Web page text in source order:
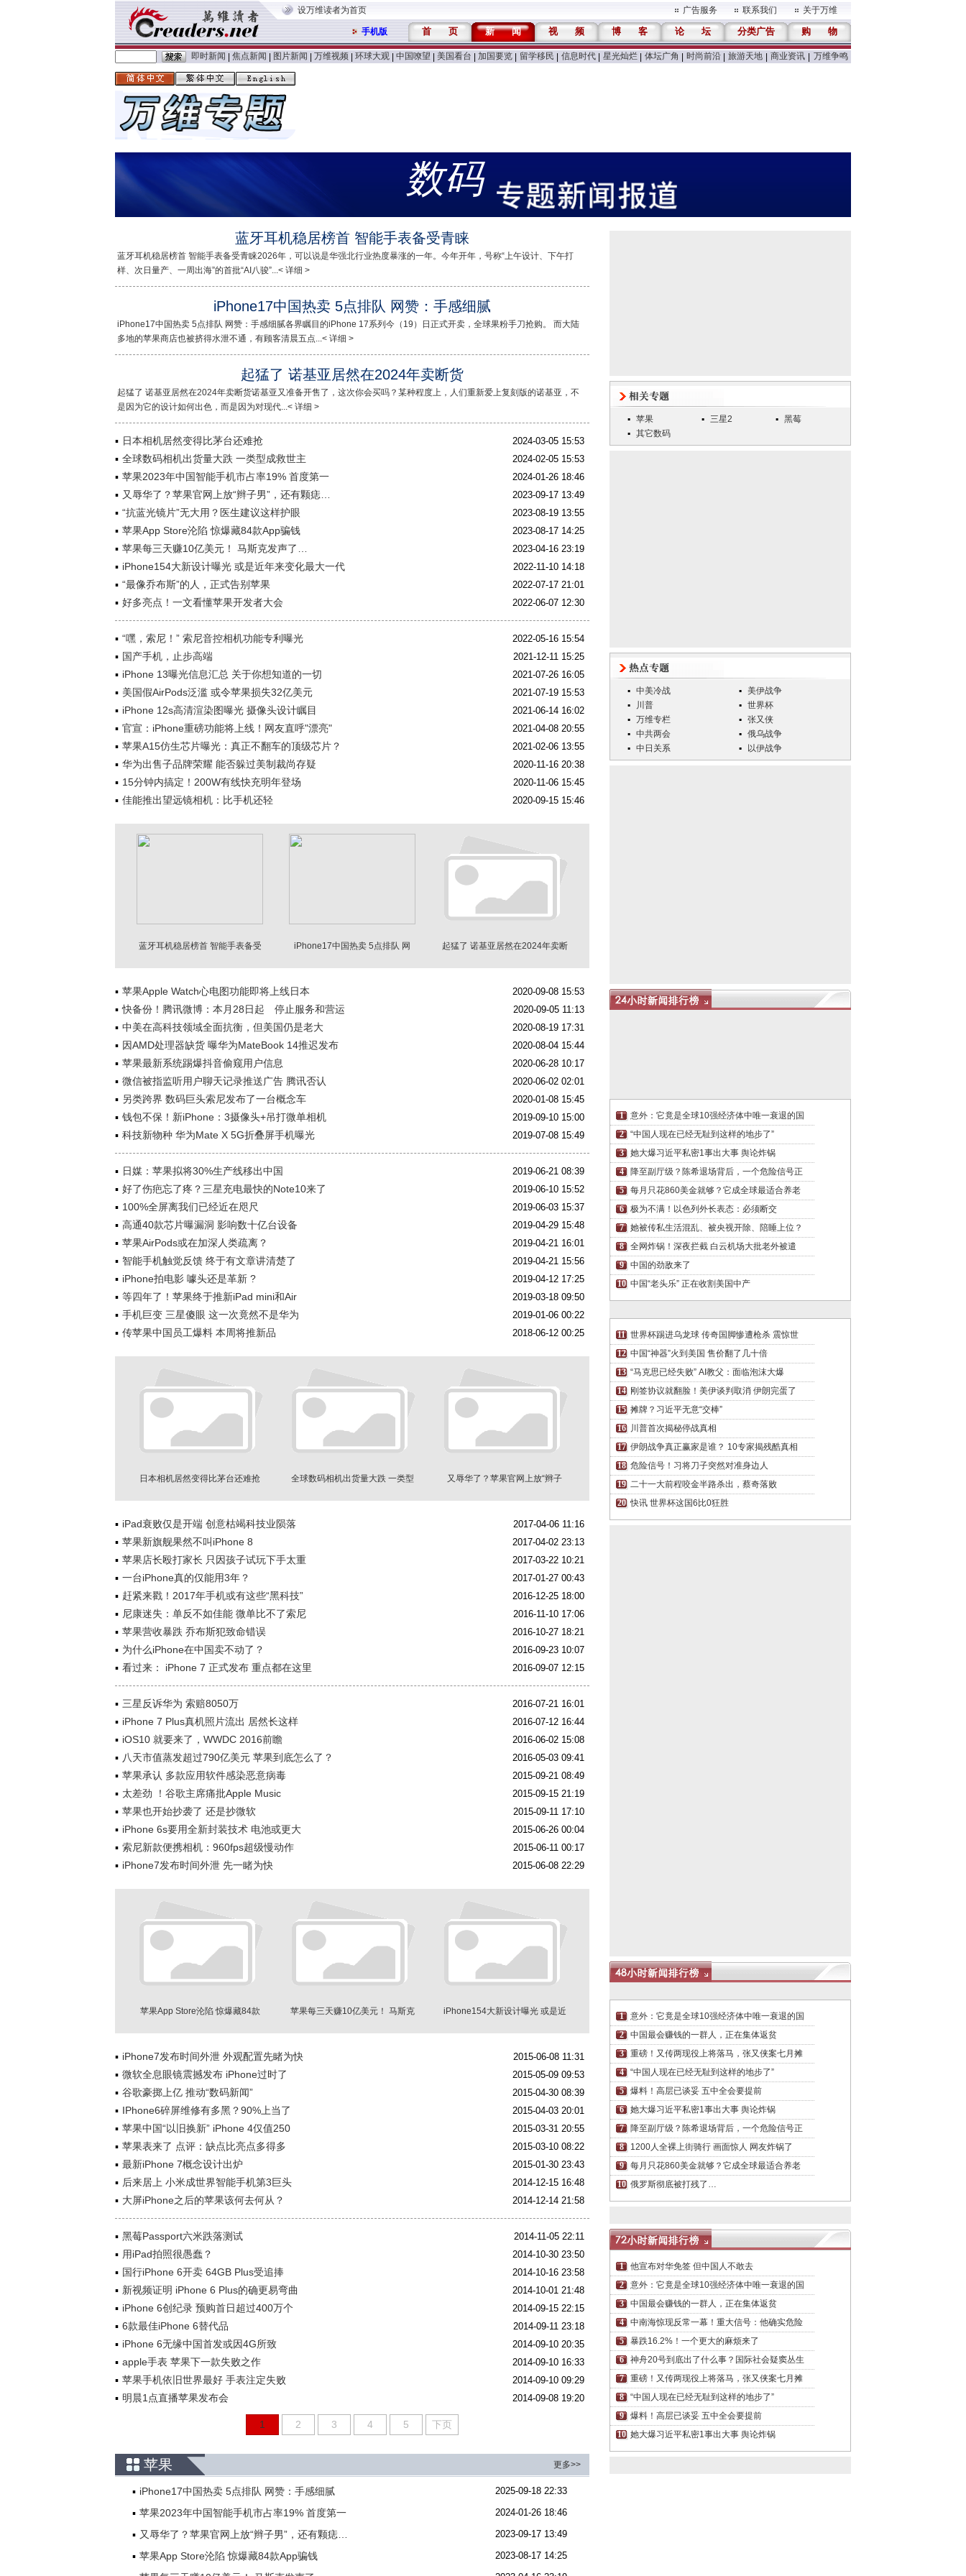
设万维读者为首页 广告服务 联系我们 关于万维
手机版 首 页 新 闻 视 频 博 客 论 坛 分类广告 购 物
即时新闻 焦点新闻 图片新闻 万维视频 环球大观 中国嘹望 美国看台 加国要览 留学移民 信息时代 星光灿烂 体坛广角 时尚前沿 旅游天地 商业资讯 万维争鸣
数码
蓝牙耳机稳居榜首 智能手表备受青睐
蓝牙耳机稳居榜首 智能手表备受青睐2026年，可以说是华强北行业热度暴涨的一年。今年开年，号称“上午设计、下午打
样、次日量产、一周出海”的首批“AI八骏”...< 详细 >
iPhone17中国热卖 5点排队 网赞：手感细腻
iPhone17中国热卖 5点排队 网赞：手感细腻各界瞩目的iPhone 17系列今（19）日正式开卖，全球果粉手刀抢购。 而大陆
多地的苹果商店也被挤得水泄不通，有顾客清晨五点...< 详细 >
起猛了 诺基亚居然在2024年卖断货
起猛了 诺基亚居然在2024年卖断货诺基亚又准备开售了，这次你会买吗？某种程度上，人们重新爱上复刻版的诺基亚，不
是因为它的设计如何出色，而是因为对现代...< 详细 >
日本相机居然变得比茅台还难抢 2024-03-05 15:53
全球数码相机出货量大跌 一类型成救世主 2024-02-05 15:53
苹果2023年中国智能手机市占率19% 首度第一 2024-01-26 18:46
又辱华了？苹果官网上放“辫子男”，还有颗痣… 2023-09-17 13:49
“抗蓝光镜片”无大用？医生建议这样护眼 2023-08-19 13:55
苹果App Store沦陷 惊爆藏84款App骗钱 2023-08-17 14:25
苹果每三天赚10亿美元！ 马斯克发声了… 2023-04-16 23:19
iPhone154大新设计曝光 或是近年来变化最大一代 2022-11-10 14:18
“最像乔布斯”的人，正式告别苹果 2022-07-17 21:01
好多亮点！一文看懂苹果开发者大会 2022-06-07 12:30
“嘿，索尼！” 索尼音控相机功能专利曝光 2022-05-16 15:54
国产手机，止步高端 2021-12-11 15:25
iPhone 13曝光信息汇总 关于你想知道的一切 2021-07-26 16:05
美国假AirPods泛滥 或令苹果损失32亿美元 2021-07-19 15:53
iPhone 12s高清渲染图曝光 摄像头设计瞩目 2021-06-14 16:02
官宣：iPhone重磅功能将上线！网友直呼"漂亮" 2021-04-08 20:55
苹果A15仿生芯片曝光：真正不翻车的顶级芯片？ 2021-02-06 13:55
华为出售子品牌荣耀 能否躲过美制裁尚存疑 2020-11-16 20:38
15分钟内搞定！200W有线快充明年登场 2020-11-06 15:45
佳能推出望远镜相机：比手机还轻 2020-09-15 15:46
蓝牙耳机稳居榜首 智能手表备受
iPhone17中国热卖 5点排队 网
起猛了 诺基亚居然在2024年卖断
苹果Apple Watch心电图功能即将上线日本 2020-09-08 15:53
快备份！腾讯微博：本月28日起 停止服务和营运 2020-09-05 11:13
中美在高科技领域全面抗衡，但美国仍是老大 2020-08-19 17:31
因AMD处理器缺货 曝华为MateBook 14推迟发布 2020-08-04 15:44
苹果最新系统踢爆抖音偷窥用户信息 2020-06-28 10:17
微信被指监听用户聊天记录推送广告 腾讯否认 2020-06-02 02:01
另类跨界 数码巨头索尼发布了一台概念车 2020-01-08 15:45
钱包不保！新iPhone：3摄像头+吊打微单相机 2019-09-10 15:00
科技新物种 华为Mate X 5G折叠屏手机曝光 2019-07-08 15:49
日媒：苹果拟将30%生产线移出中国 2019-06-21 08:39
好了伤疤忘了疼？三星充电最快的Note10来了 2019-06-10 15:52
100%全屏离我们已经近在咫尺 2019-06-03 15:37
高通40款芯片曝漏洞 影响数十亿台设备 2019-04-29 15:48
苹果AirPods或在加深人类疏离？ 2019-04-21 16:01
智能手机触觉反馈 终于有文章讲清楚了 2019-04-21 15:56
iPhone拍电影 噱头还是革新 ? 2019-04-12 17:25
等四年了！苹果终于推新iPad mini和Air 2019-03-18 09:50
手机巨变 三星傻眼 这一次竟然不是华为 2019-01-06 00:22
传苹果中国员工爆料 本周将推新品 2018-06-12 00:25
日本相机居然变得比茅台还难抢
全球数码相机出货量大跌 一类型
又辱华了？苹果官网上放“辫子
iPad衰败仅是开端 创意枯竭科技业陨落 2017-04-06 11:16
苹果新旗舰果然不叫iPhone 8 2017-04-02 23:13
苹果店长殴打家长 只因孩子试玩下手太重 2017-03-22 10:21
一台iPhone真的仅能用3年？ 2017-01-27 00:43
赶紧来戳！2017年手机或有这些“黑科技” 2016-12-25 18:00
尼康迷失：单反不如佳能 微单比不了索尼 2016-11-10 17:06
苹果营收暴跌 乔布斯犯致命错误 2016-10-27 18:21
为什么iPhone在中国卖不动了？ 2016-09-23 10:07
看过来： iPhone 7 正式发布 重点都在这里 2016-09-07 12:15
三星反诉华为 索赔8050万 2016-07-21 16:01
iPhone 7 Plus真机照片流出 居然长这样 2016-07-12 16:44
iOS10 就要来了，WWDC 2016前瞻 2016-06-02 15:08
八天市值蒸发超过790亿美元 苹果到底怎么了？ 2016-05-03 09:41
苹果承认 多款应用软件感染恶意病毒 2015-09-21 08:49
太差劲 ！谷歌主席痛批Apple Music 2015-09-15 21:19
苹果也开始抄袭了 还是抄微软 2015-09-11 17:10
iPhone 6s要用全新封装技术 电池或更大 2015-06-26 00:04
索尼新款便携相机：960fps超级慢动作 2015-06-11 00:17
iPhone7发布时间外泄 先一睹为快 2015-06-08 22:29
苹果App Store沦陷 惊爆藏84款
苹果每三天赚10亿美元！ 马斯克
iPhone154大新设计曝光 或是近
iPhone7发布时间外泄 外观配置先睹为快 2015-06-08 11:31
微软全息眼镜震撼发布 iPhone过时了 2015-05-09 09:53
谷歌豪掷上亿 推动“数码新闻” 2015-04-30 08:39
IPhone6碎屏维修有多黑？90%上当了 2015-04-03 20:01
苹果中国“以旧换新” iPhone 4仅值250 2015-03-31 20:55
苹果表来了 点评：缺点比亮点多得多 2015-03-10 08:22
最新iPhone 7概念设计出炉 2015-01-30 23:43
后来居上 小米成世界智能手机第3巨头 2014-12-15 16:48
大屏iPhone之后的苹果该何去何从？ 2014-12-14 21:58
黑莓Passport六米跌落测试 2014-11-05 22:11
用iPad拍照很愚蠢？ 2014-10-30 23:50
国行iPhone 6开卖 64GB Plus受追捧 2014-10-16 23:58
新视频证明 iPhone 6 Plus的确更易弯曲 2014-10-01 21:48
iPhone 6创纪录 预购首日超过400万个 2014-09-15 22:15
6款最佳iPhone 6替代品 2014-09-11 23:18
iPhone 6无缘中国首发或因4G所致 2014-09-10 20:35
apple手表 苹果下一款失败之作 2014-09-10 16:33
苹果手机依旧世界最好 手表注定失败 2014-09-10 09:29
明晨1点直播苹果发布会 2014-09-08 19:20
1 2 3 4 5 下页
苹果 更多>>
iPhone17中国热卖 5点排队 网赞：手感细腻 2025-09-18 22:33
苹果2023年中国智能手机市占率19% 首度第一 2024-01-26 18:46
又辱华了？苹果官网上放“辫子男”，还有颗痣… 2023-09-17 13:49
苹果App Store沦陷 惊爆藏84款App骗钱 2023-08-17 14:25
苹果 三星2
黑莓
其它数码
中美冷战
美伊战争
川普
世界杯
万维专栏
张又侠
中共两会
俄乌战争
中日关系
以伊战争
意外：它竟是全球10强经济体中唯一衰退的国
“中国人现在已经无耻到这样的地步了”
她大爆习近平私密1事出大事 舆论炸锅
降至副厅级？陈希退场背后，一个危险信号正
每月只花860美金就够？它成全球最适合养老
极为不满！以色列外长表态：必须断交
她被传私生活混乱、被央视开除、陪睡上位？
全网炸锅！深夜拦截 白云机场大批老外被遣
中国的劲敌来了
中国“老头乐” 正在收割美国中产
世界杯踢进乌龙球 传奇国脚惨遭枪杀 震惊世
中国“神器”火到美国 售价翻了几十倍
“马克思已经失败” AI教父：面临泡沫大爆
刚签协议就翻脸！美伊谈判取消 伊朗完蛋了
摊牌？习近平无意“交棒”
川普首次揭秘停战真相
伊朗战争真正赢家是谁？ 10专家揭残酷真相
危险信号！习将刀子突然对准身边人
二十一大前程咬金半路杀出，蔡奇落败
快讯 世界杯这国6比0狂胜
意外：它竟是全球10强经济体中唯一衰退的国
中国最会赚钱的一群人，正在集体返贫
重磅！又传两现役上将落马，张又侠案七月摊
“中国人现在已经无耻到这样的地步了”
爆料！高层已谈妥 五中全会要提前
她大爆习近平私密1事出大事 舆论炸锅
降至副厅级？陈希退场背后，一个危险信号正
1200人全裸上街骑行 画面惊人 网友炸锅了
每月只花860美金就够？它成全球最适合养老
俄罗斯彻底被打残了…
他宣布对华免签 但中国人不敢去
意外：它竟是全球10强经济体中唯一衰退的国
中国最会赚钱的一群人，正在集体返贫
中南海惊现反常一幕！重大信号：他确实危险
暴跌16.2%！一个更大的麻烦来了
神舟20号到底出了什么事？国际社会疑窦丛生
重磅！又传两现役上将落马，张又侠案七月摊
“中国人现在已经无耻到这样的地步了”
爆料！高层已谈妥 五中全会要提前
她大爆习近平私密1事出大事 舆论炸锅